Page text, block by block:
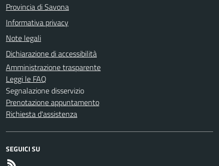
Provincia di Savona
Informativa privacy
Note legali
Dichiarazione di accessibilità
Amministrazione trasparente
Leggi le FAQ
Segnalazione disservizio
Prenotazione appuntamento
Richiesta d'assistenza
SEGUICI SU